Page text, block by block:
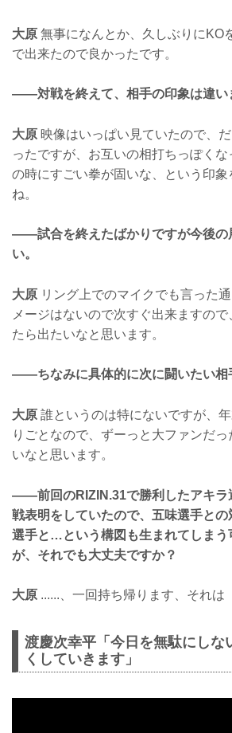
大原 無事になんとか、久しぶりにKO
で出来たので良かったです。
——対戦を終えて、相手の印象は違い
大原 映像はいっぱい見ていたので、
ったですが、お互いの相打ちっぽく
の時にすごい拳が固いな、という印象
ね。
——試合を終えたばかりですが今後の
い。
大原 リング上でのマイクでも言った
メージはないので次すぐ出来ますので
たら出たいなと思います。
——ちなみに具体的に次に闘いたい相
大原 誰というのは特にないですが、
りごとなので、ずーっと大ファンだ
いなと思います。
——前回のRIZIN.31で勝利したアキラ
戦表明をしていたので、五味選手との
選手と…という構図も生まれてしまう
が、それでも大丈夫ですか？
大原 ......、一回持ち帰ります、それは
渡慶次幸平「今日を無駄にしな
くしていきます」